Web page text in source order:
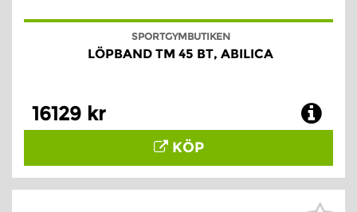
SPORTGYMBUTIKEN
LÖPBAND TM 45 BT, ABILICA
16129 kr
KÖP